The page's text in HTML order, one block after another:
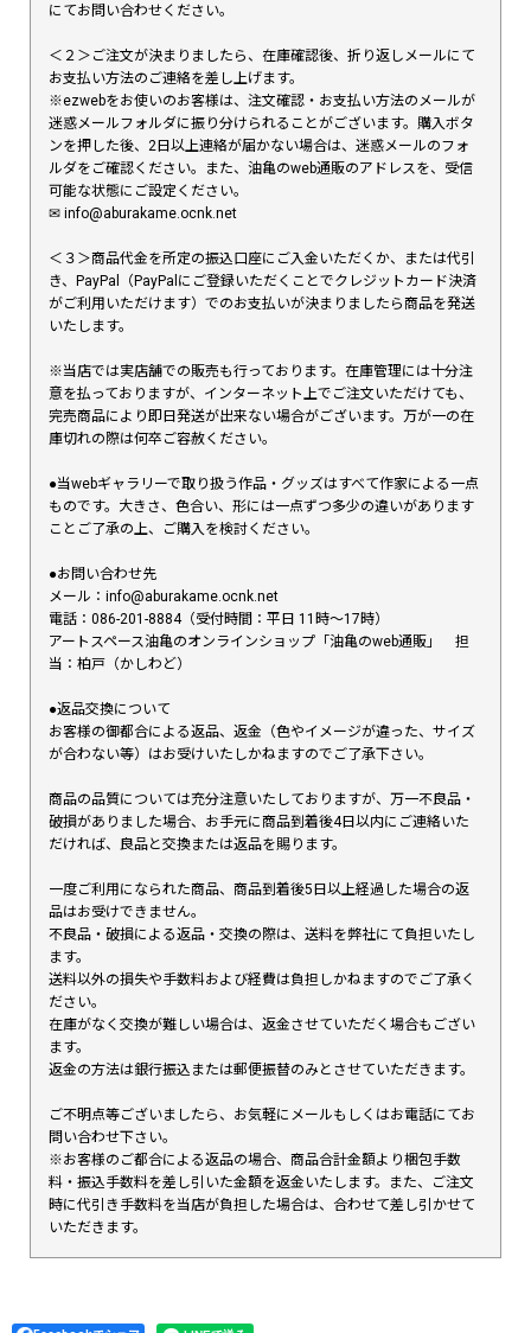
にてお問い合わせください。
＜２＞ご注文が決まりましたら、在庫確認後、折り返しメールにて
お支払い方法のご連絡を差し上げます。
※ezwebをお使いのお客様は、注文確認・お支払い方法のメールが
迷惑メールフォルダに振り分けられることがございます。購入ボタ
ンを押した後、2日以上連絡が届かない場合は、迷惑メールのフォ
ルダをご確認ください。また、油亀のweb通販のアドレスを、受信
可能な状態にご設定ください。
✉︎ info@aburakame.ocnk.net
＜３＞商品代金を所定の振込口座にご入金いただくか、または代引
き、PayPal（PayPalにご登録いただくことでクレジットカード決済
がご利用いただけます）でのお支払いが決まりましたら商品を発送
いたします。
※当店では実店舗での販売も行っております。在庫管理には十分注
意を払っておりますが、インターネット上でご注文いただけても、
完売商品により即日発送が出来ない場合がございます。万が一の在
庫切れの際は何卒ご容赦ください。
●当webギャラリーで取り扱う作品・グッズはすべて作家による一点
ものです。大きさ、色合い、形には一点ずつ多少の違いがあります
ことご了承の上、ご購入を検討ください。
●お問い合わせ先
メール：info@aburakame.ocnk.net
電話：086-201-8884（受付時間：平日 11時〜17時）
アートスペース油亀のオンラインショップ「油亀のweb通販」 担
当：柏戸（かしわど）
●返品交換について
お客様の御都合による返品、返金（色やイメージが違った、サイズ
が合わない等）はお受けいたしかねますのでご了承下さい。
商品の品質については充分注意いたしておりますが、万一不良品・
破損がありました場合、お手元に商品到着後4日以内にご連絡いた
だければ、良品と交換または返品を賜ります。
一度ご利用になられた商品、商品到着後5日以上経過した場合の返
品はお受けできません。
不良品・破損による返品・交換の際は、送料を弊社にて負担いたし
ます。
送料以外の損失や手数料および経費は負担しかねますのでご了承く
ださい。
在庫がなく交換が難しい場合は、返金させていただく場合もござい
ます。
返金の方法は銀行振込または郵便振替のみとさせていただきます。
ご不明点等ございましたら、お気軽にメールもしくはお電話にてお
問い合わせ下さい。
※お客様のご都合による返品の場合、商品合計金額より梱包手数
料・振込手数料を差し引いた金額を返金いたします。また、ご注文
時に代引き手数料を当店が負担した場合は、合わせて差し引かせて
いただきます。